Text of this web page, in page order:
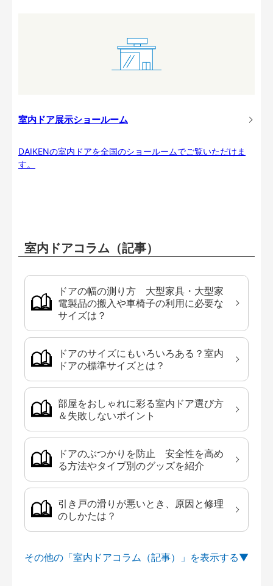
室内ドア展示ショールーム
DAIKENの室内ドアを全国のショールームでご覧いただけま
す。
室内ドアコラム（記事）
ドアの幅の測り方 大型家具・大型家
電製品の搬入や車椅子の利用に必要な
サイズは？
ドアのサイズにもいろいろある？室内
ドアの標準サイズとは？
部屋をおしゃれに彩る室内ドア選び方
＆失敗しないポイント
ドアのぶつかりを防止 安全性を高め
る方法やタイプ別のグッズを紹介
引き戸の滑りが悪いとき、原因と修理
のしかたは？
その他の「室内ドアコラム（記事）」を